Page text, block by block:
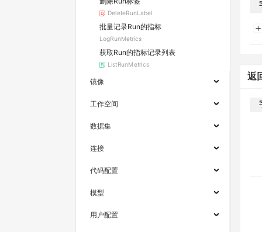
DeleteRunLabel
批量记录Run的指标
LogRunMetrics
获取Run的指标记录列表
ListRunMetrics
镜像
工作空间
数据集
连接
代码配置
模型
用户配置
返